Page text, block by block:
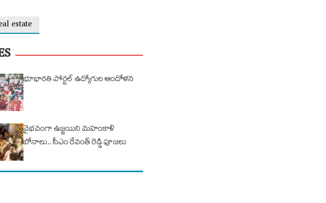
estate
భూభారతి పోర్టల్ ఉద్యోగుల ఆందోళన
వైభవంగా ఉజ్జయిని మహంకాళి
బోనాలు.. సీఎం రేవంత్ రెడ్డి పూజలు